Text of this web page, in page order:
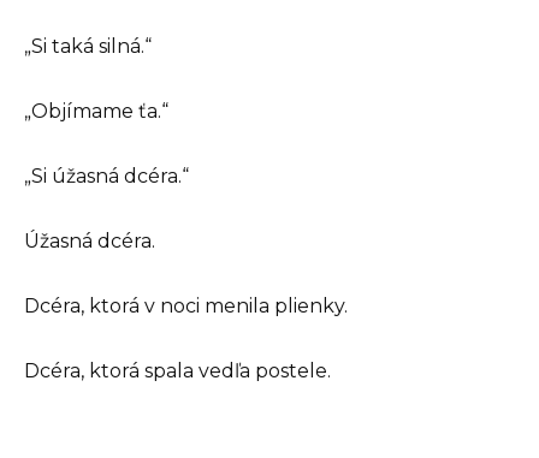
„Si taká silná.“
„Objímame ťa.“
„Si úžasná dcéra.“
Úžasná dcéra.
Dcéra, ktorá v noci menila plienky.
Dcéra, ktorá spala vedľa postele.